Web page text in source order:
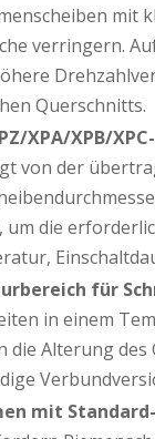
mit
verringern.
Querschnitts.
XPA/XPB/
von der
die
für
in einem
Alterung
mit